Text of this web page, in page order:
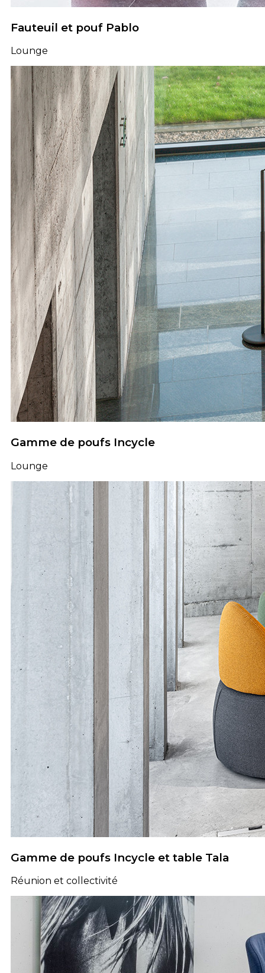
Fauteuil et pouf Pablo
Lounge
Gamme de poufs Incycle
Lounge
Gamme de poufs Incycle et table Tala
Réunion et collectivité